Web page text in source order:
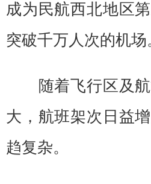
成为民航西北地区
突破千万人次的机场
随着飞行区及航
大，航班架次日益
趋复杂。